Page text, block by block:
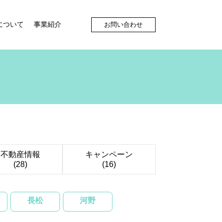
ついて 事業紹介 お問い合わせ
不動産情報
(28)
キャンペーン
(16)
長松 河野